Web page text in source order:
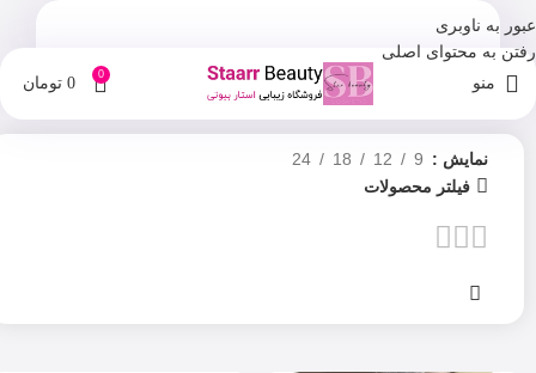
عبور به ناوبری
رفتن به محتوای اصلی
منو 0
0 تومان
نمایش 9
12
18
24
فیلتر محصولات